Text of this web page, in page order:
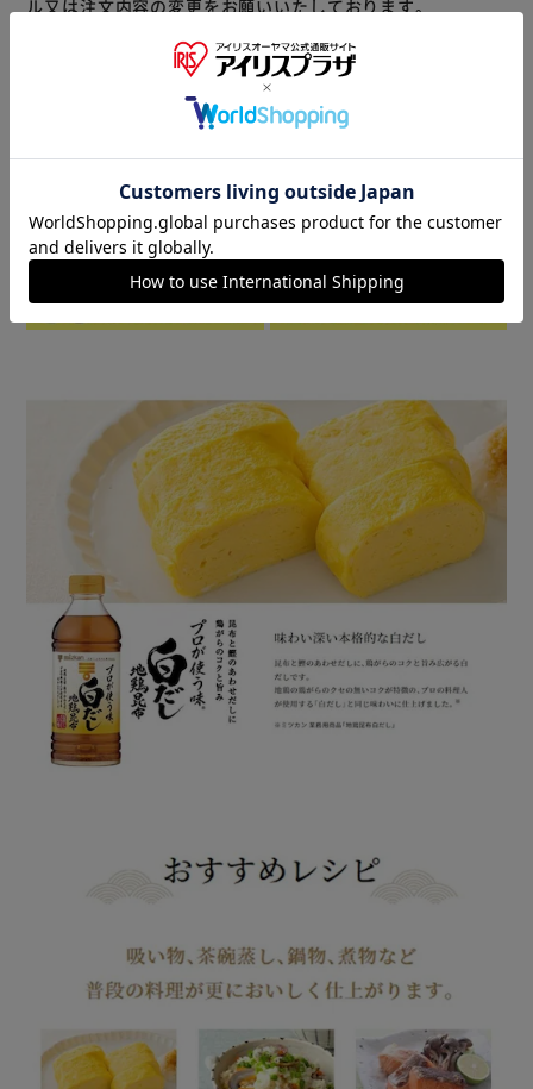
ル又は注文内容の変更をお願いいたしております。
商品はアイリスプラザがセレクトしたオススメ商品です。
▼ 食品・飲料おすすめ ▼